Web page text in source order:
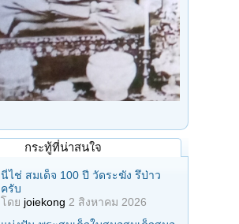
กระทู้ที่น่าสนใจ
นี่ไช่ สมเด็จ 100 ปี วัดระฆัง รึป่าว
ครับ
โดย joiekong 2 สิงหาคม 2026